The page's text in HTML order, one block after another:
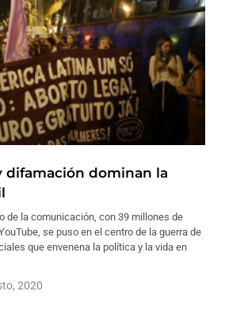
difamación dominan la
de la comunicación, con 39 millones de
se puso en el centro de la guerra de
que envenena la política y la vida en
2020